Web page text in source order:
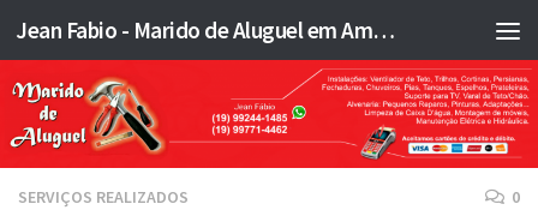
Skip to content Jean Fabio - Marido de Aluguel em Americana SP e região - JFMA
SERVIÇOS REALIZADOS 0